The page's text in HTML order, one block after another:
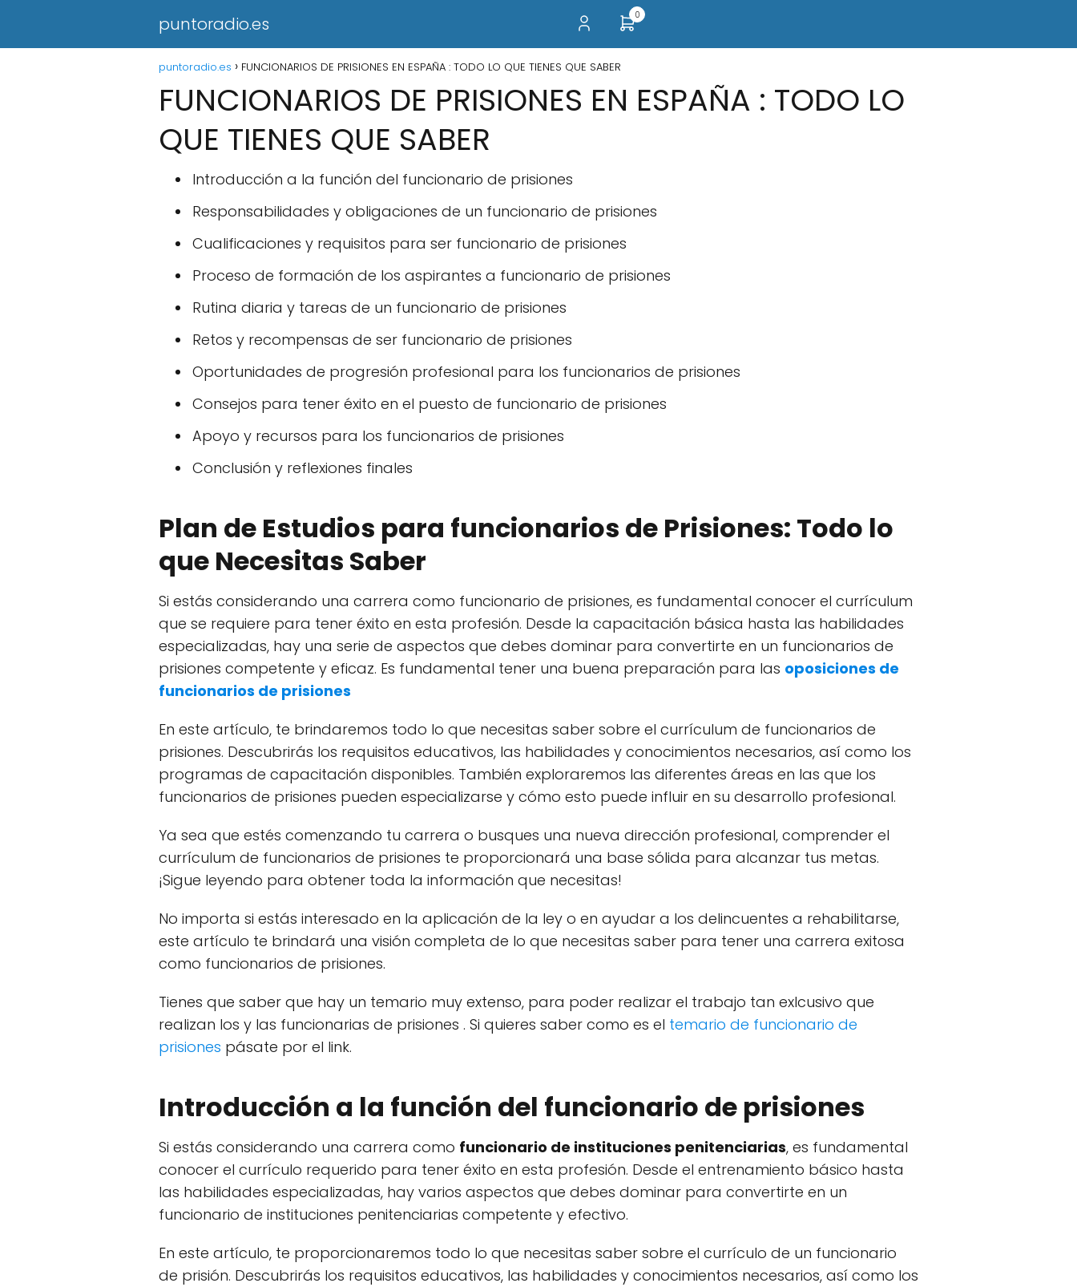
puntoradio.es 0
puntoradio.es FUNCIONARIOS DE PRISIONES EN ESPAÑA : TODO LO QUE TIENES QUE SABER
FUNCIONARIOS DE PRISIONES EN ESPAÑA : TODO LO
QUE TIENES QUE SABER
Introducción a la función del funcionario de prisiones
Responsabilidades y obligaciones de un funcionario de prisiones
Cualificaciones y requisitos para ser funcionario de prisiones
Proceso de formación de los aspirantes a funcionario de prisiones
Rutina diaria y tareas de un funcionario de prisiones
Retos y recompensas de ser funcionario de prisiones
Oportunidades de progresión profesional para los funcionarios de prisiones
Consejos para tener éxito en el puesto de funcionario de prisiones
Apoyo y recursos para los funcionarios de prisiones
Conclusión y reflexiones finales
Plan de Estudios para funcionarios de Prisiones: Todo lo
que Necesitas Saber
Si estás considerando una carrera como funcionario de prisiones, es fundamental conocer el currículum
que se requiere para tener éxito en esta profesión. Desde la capacitación básica hasta las habilidades
especializadas, hay una serie de aspectos que debes dominar para convertirte en un funcionarios de
prisiones competente y eficaz. Es fundamental tener una buena preparación para las oposiciones de
funcionarios de prisiones
En este artículo, te brindaremos todo lo que necesitas saber sobre el currículum de funcionarios de
prisiones. Descubrirás los requisitos educativos, las habilidades y conocimientos necesarios, así como los
programas de capacitación disponibles. También exploraremos las diferentes áreas en las que los
funcionarios de prisiones pueden especializarse y cómo esto puede influir en su desarrollo profesional.
Ya sea que estés comenzando tu carrera o busques una nueva dirección profesional, comprender el
currículum de funcionarios de prisiones te proporcionará una base sólida para alcanzar tus metas.
¡Sigue leyendo para obtener toda la información que necesitas!
No importa si estás interesado en la aplicación de la ley o en ayudar a los delincuentes a rehabilitarse,
este artículo te brindará una visión completa de lo que necesitas saber para tener una carrera exitosa
como funcionarios de prisiones.
Tienes que saber que hay un temario muy extenso, para poder realizar el trabajo tan exlcusivo que
realizan los y las funcionarias de prisiones . Si quieres saber como es el temario de funcionario de
prisiones pásate por el link.
Introducción a la función del funcionario de prisiones
Si estás considerando una carrera como funcionario de instituciones penitenciarias, es fundamental
conocer el currículo requerido para tener éxito en esta profesión. Desde el entrenamiento básico hasta
las habilidades especializadas, hay varios aspectos que debes dominar para convertirte en un
funcionario de instituciones penitenciarias competente y efectivo.
En este artículo, te proporcionaremos todo lo que necesitas saber sobre el currículo de un funcionario
de prisión. Descubrirás los requisitos educativos, las habilidades y conocimientos necesarios, así como los